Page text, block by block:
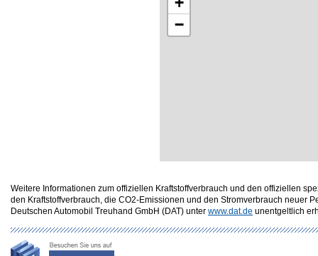
−
Weitere Informationen zum offiziellen Kraftstoffverbrauch und den offiziellen
den Kraftstoffverbrauch, die CO2-Emissionen und den Stromverbrauch neuer
Deutschen Automobil Treuhand GmbH (DAT) unter www.dat.de unentgeltlich